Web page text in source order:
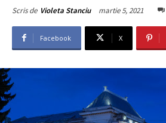
Scris de Violeta Stanciu martie 5, 2021
Facebook X